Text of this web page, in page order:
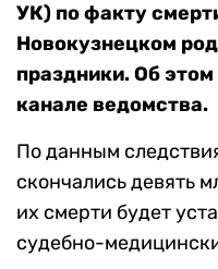
УК) по факту
Новокузнецком
праздники. Об этом
канале ведомства.
По данным
скончались девять
их смерти будет
судебно-